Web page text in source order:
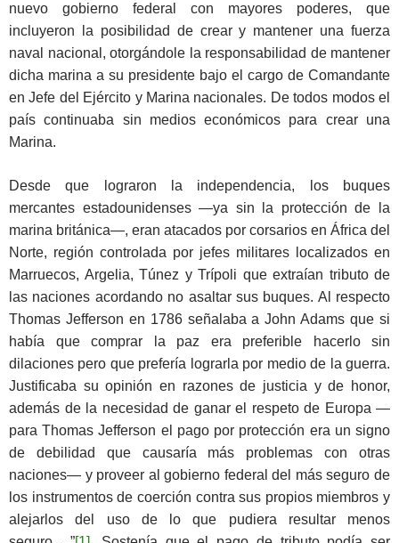
nuevo gobierno federal con mayores poderes, que
incluyeron la posibilidad de crear y mantener una fuerza
naval nacional, otorgándole la responsabilidad de mantener
dicha marina a su presidente bajo el cargo de Comandante
en Jefe del Ejército y Marina nacionales. De todos modos el
país continuaba sin medios económicos para crear una
Marina.
Desde que lograron la independencia, los buques
mercantes estadounidenses —ya sin la protección de la
marina británica—, eran atacados por corsarios en África del
Norte, región controlada por jefes militares localizados en
Marruecos, Argelia, Túnez y Trípoli que extraían tributo de
las naciones acordando no asaltar sus buques. Al respecto
Thomas Jefferson en 1786 señalaba a John Adams que si
había que comprar la paz era preferible hacerlo sin
dilaciones pero que prefería lograrla por medio de la guerra.
Justificaba su opinión en razones de justicia y de honor,
además de la necesidad de ganar el respeto de Europa —
para Thomas Jefferson el pago por protección era un signo
de debilidad que causaría más problemas con otras
naciones— y proveer al gobierno federal del más seguro de
los instrumentos de coerción contra sus propios miembros y
alejarlos del uso de lo que pudiera resultar menos